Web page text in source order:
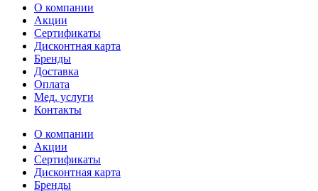
О компании
Акции
Сертификаты
Дисконтная карта
Бренды
Доставка
Оплата
Мед. услуги
Контакты
О компании
Акции
Сертификаты
Дисконтная карта
Бренды